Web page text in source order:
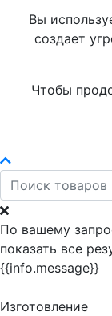
Вы
создает
Чтобы
По вашему
показать все
{{info.message}}
Изготовление